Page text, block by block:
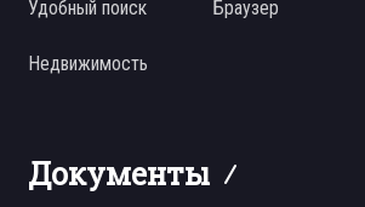
Удобный поиск Браузер
Недвижимость
Документы